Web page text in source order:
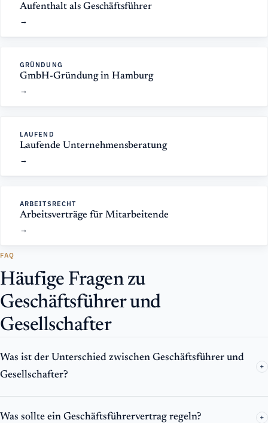
Aufenthalt als Geschäftsführer
GRÜNDUNG
GmbH-Gründung in Hamburg
LAUFEND
Laufende Unternehmensberatung
ARBEITSRECHT
Arbeitsverträge für Mitarbeitende
FAQ
Häufige Fragen zu
Geschäftsführer und
Gesellschafter
Was ist der Unterschied zwischen Geschäftsführer und
Gesellschafter?
+
Was sollte ein Geschäftsführervertrag regeln? +